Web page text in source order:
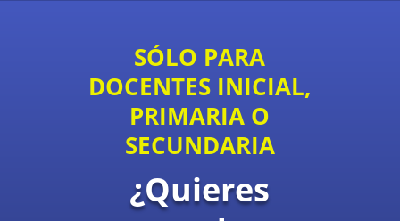
SÓLO PARA
DOCENTES INICIAL,
PRIMARIA O
SECUNDARIA
¿Quieres